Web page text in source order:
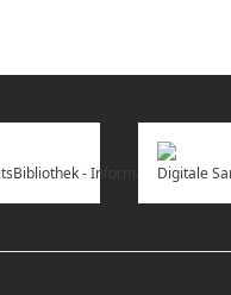
Digitale